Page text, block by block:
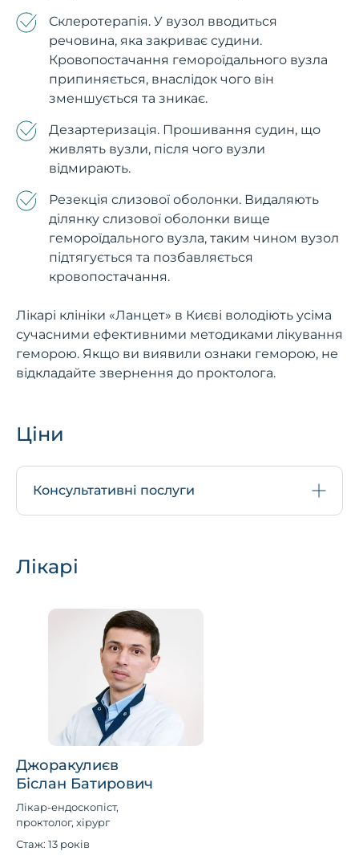
Склеротерапія. У вузол вводиться
речовина, яка закриває судини.
Кровопостачання гемороїдального вузла
припиняється, внаслідок чого він
зменшується та зникає.
Дезартеризація. Прошивання судин, що
живлять вузли, після чого вузли
відмирають.
Резекція слизової оболонки. Видаляють
ділянку слизової оболонки вище
гемороїдального вузла, таким чином вузол
підтягується та позбавляється
кровопостачання.
Лікарі клініки «Ланцет» в Києві володіють усіма
сучасними ефективними методиками лікування
геморою. Якщо ви виявили ознаки геморою, не
відкладайте звернення до проктолога.
Ціни
Консультативні послуги
Лікарі
Джоракулиєв
Біслан Батирович
Лікар-ендоскопіст,
проктолог, хірург
Стаж: 13 років